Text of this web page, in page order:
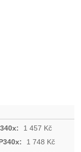
1 457 Kč
1 748 Kč